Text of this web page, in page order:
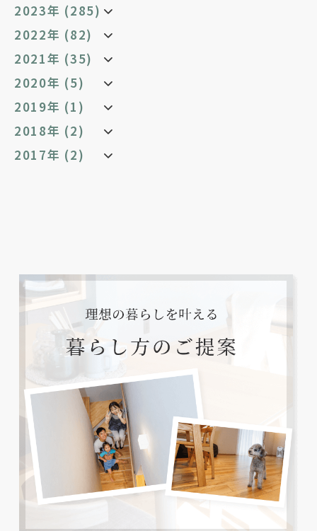
2023年 (285)
2022年 (82)
2021年 (35)
2020年 (5)
2019年 (1)
2018年 (2)
2017年 (2)